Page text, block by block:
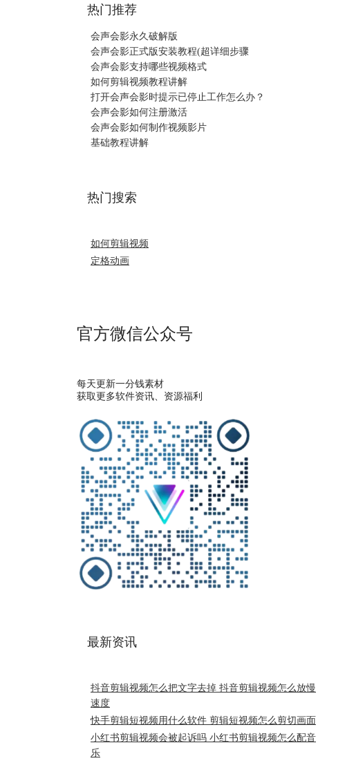
热门推荐
会声会影永久破解版
会声会影正式版安装教程(超详细步骤
会声会影支持哪些视频格式
如何剪辑视频教程讲解
打开会声会影时提示已停止工作怎么办？
会声会影如何注册激活
会声会影如何制作视频影片
基础教程讲解
热门搜索
如何剪辑视频
定格动画
官方微信公众号
每天更新一分钱素材
获取更多软件资讯、资源福利
最新资讯
抖音剪辑视频怎么把文字去掉 抖音剪辑视频怎么放慢
速度
快手剪辑短视频用什么软件 剪辑短视频怎么剪切画面
小红书剪辑视频会被起诉吗 小红书剪辑视频怎么配音
乐